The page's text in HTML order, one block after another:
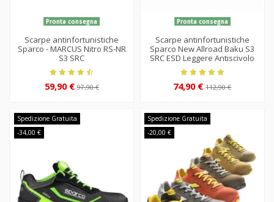
Pronta consegna
Scarpe antinfortunistiche
Sparco - MARCUS Nitro RS-NR
S3 SRC
59,90 €97,90 €
Pronta consegna
Scarpe antinfortunistiche
Sparco New Allroad Baku S3
SRC ESD Leggere Antiscivolo
74,90 €112,90 €
Spedizione Gratuita
-34,00 €
Spedizione Gratuita
-20,00 €